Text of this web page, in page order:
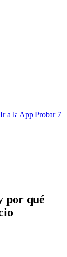
Ir a la App Probar 7
por qué